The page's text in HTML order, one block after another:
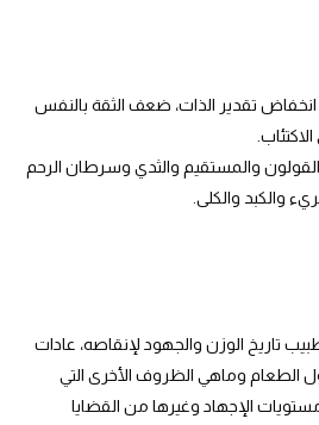
تقدير الذات، ضعف الثقة بالنفس
والمستقيم والثدي وسرطان الرحم
والكبد والكلى.
تاريخ الوزن والجهود لإنقاصه، عادات
الطعام وماهي الظروف الأخرى التي
الإجهاد وغيرها من القضايا